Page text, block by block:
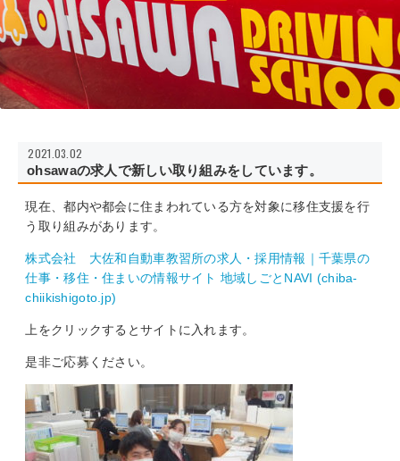
2021.03.02
ohsawaの求人で新しい取り組みをしています。
現在、都内や都会に住まわれている方を対象に移住支援を行
う取り組みがあります。
株式会社 大佐和自動車教習所の求人・採用情報｜千葉県の
仕事・移住・住まいの情報サイト 地域しごとNAVI (chiba-
chiikishigoto.jp)
上をクリックするとサイトに入れます。
是非ご応募ください。